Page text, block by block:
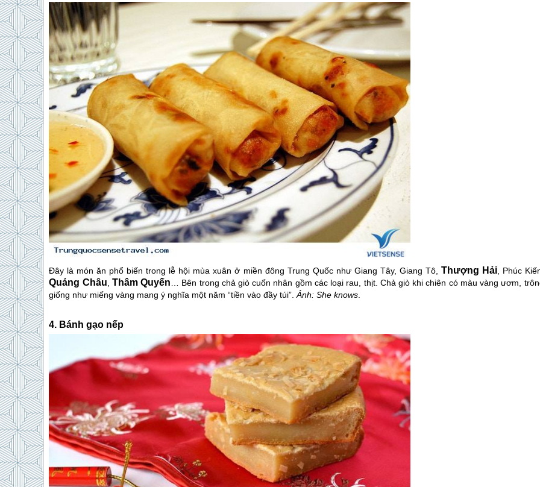
Đây là món ăn phổ biến trong lễ hội mùa xuân ở miền đông Trung Quốcnhư Giang Tây, Giang Tô, Thượng Hải, Phúc
Quảng Châu Thâm Quyến … Bên trong chả giò cuốn nhân gồm các loại rau, thịt. Chả giò khi chiên có màu vàng ươm,
giống như miếng vàng mang ý nghĩa một năm “tiền vào đầy túi”.Ảnh: She knows
4. Bánh gạo nếp